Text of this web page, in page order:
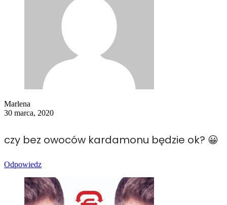
Marlena
30 marca, 2020
czy bez owoców kardamonu będzie ok? 😀
Odpowiedz